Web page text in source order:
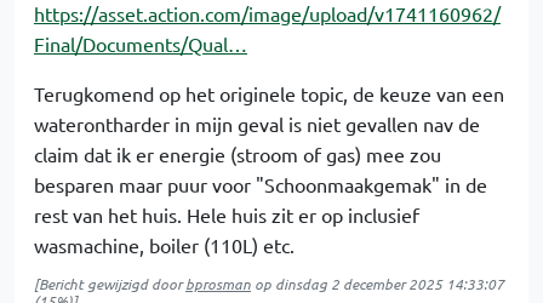
https://asset.action.com/image/upload/v1741160962/
Final/Documents/Qual…
Terugkomend op het originele topic, de keuze van een
waterontharder in mijn geval is niet gevallen nav de
claim dat ik er energie (stroom of gas) mee zou
besparen maar puur voor "Schoonmaakgemak" in de
rest van het huis. Hele huis zit er op inclusief
wasmachine, boiler (110L) etc.
[Bericht gewijzigd doorbprosman op dinsdag 2 december 2025 14:33:07